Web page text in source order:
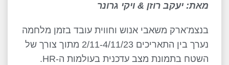
מאת: יעקב רוזן & ויקי גרונר
בנצמ’ארק משאבי אנוש וחווית עובד בזמן מלחמה
נערך בין התאריכים 2/11-4/11/23 מתוך צורך של
השטח בתמונת מצב עדכנית בעולמות ה-HR.